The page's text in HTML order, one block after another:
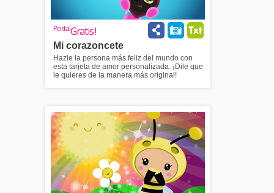
PostalGratis !
Mi corazoncete
Hazle la persona más feliz del mundo con
esta tarjeta de amor personalizada. ¡Dile que
le quieres de la manera más original!